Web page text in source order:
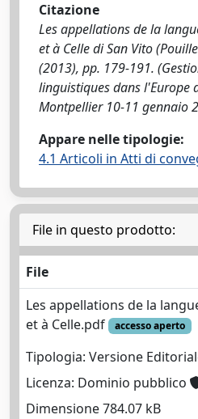
Citazione
Les appellations de la
et à Celle di San Vito
(2013), pp. 179-191.
linguistiques dans l'Europe
Montpellier 10-11 gennaio
Appare nelle tipologie:
4.1 Articoli in Atti di
File in questo prodotto:
File
Les appellations de la
et à Celle.pdf
accesso aperto
Tipologia: Versione
Licenza: Dominio pubblico
Dimensione 784.07 kB